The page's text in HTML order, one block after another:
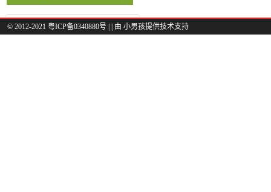
© 2012-2021 粤ICP备0340880号 | | 由 小男孩提供技术支持